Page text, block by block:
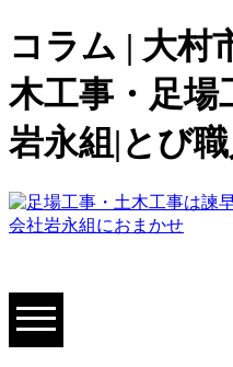
コラム | 大村
木工事・足場
岩永組|とび